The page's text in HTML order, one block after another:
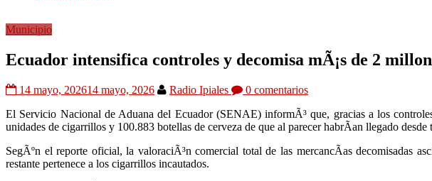
Municipio
Ecuador intensifica controles y decomisa mÃ¡s de 2
14 mayo, 202614 mayo, 2026 Radio Ipiales
0 comentarios
El Servicio Nacional de Aduana del Ecuador (SENAE) informÃ³ que, gracias a los
unidades de cigarrillos y 100.883 botellas de cerveza de que al parecer habrÃ­an llegado
SegÃºn el reporte oficial, la valoraciÃ³n comercial total de las mercancÃ­as decomisadas
restante pertenece a los cigarrillos incautados.